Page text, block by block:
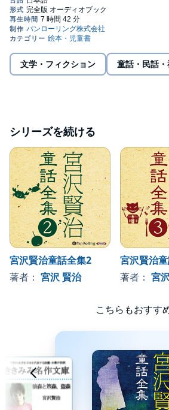
銀河鉄道の夜 五、天気輪の柱
銀河鉄道の夜 六、銀河ステーション
銀河鉄道の夜 八、プリオシン海岸
銀河鉄道の夜 十一、船の遭難者
銀河鉄道の夜 十二、姉弟と苹果
銀河鉄道の夜 十三、信号手
銀河鉄道の夜 十四、蝎の火
銀河鉄道の夜 十五、サウザンクロス
銀河鉄道の夜 十六、約束
銀河鉄道の夜 十七、カムパネルラ
北守将軍と三人兄弟の医者 一、三人兄弟の
北守将軍と三人兄弟の医者 二、北守将軍
北守将軍と三人兄弟の医者 三、リンパー先
北守将軍と三人兄弟の医者 四、馬医リンブ
北守将軍と三人兄弟の医者 五、リンポー
文学・フィクション 童話・民話・
シリーズを続ける
宮沢賢治童話全集2
著者： 宮沢 賢治
宮沢賢治
著者： 宮
こちらもおすす